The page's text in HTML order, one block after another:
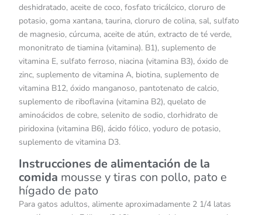
deshidratado, aceite de coco, fosfato tricálcico, cloruro de
potasio, goma xantana, taurina, cloruro de colina, sal, sulfato
de magnesio, cúrcuma, aceite de atún, extracto de té verde,
mononitrato de tiamina (vitamina). B1), suplemento de
vitamina E, sulfato ferroso, niacina (vitamina B3), óxido de
zinc, suplemento de vitamina A, biotina, suplemento de
vitamina B12, óxido manganoso, pantotenato de calcio,
suplemento de riboflavina (vitamina B2), quelato de
aminoácidos de cobre, selenito de sodio, clorhidrato de
piridoxina (vitamina B6), ácido fólico, yoduro de potasio,
suplemento de vitamina D3.
Instrucciones de alimentación de la
comida mousse y tiras con pollo, pato e
hígado de pato
Para gatos adultos, alimente aproximadamente 2 1/4 latas